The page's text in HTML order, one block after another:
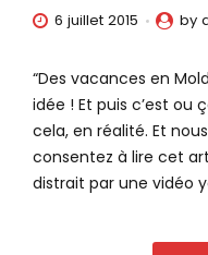
6 juillet 2015 by
“Des vacances en
idée ! Et puis c’est ou
cela, en réalité. Et
consentez à lire cet
distrait par une vidéo